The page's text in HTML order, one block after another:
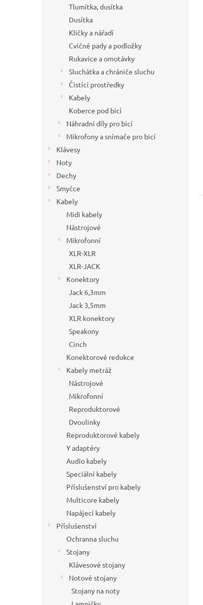
Tlumítka, dusítka
Dusítka
Kličky a nářadí
Cvičné pady a podložky
Rukavice a omotávky
Sluchátka a chrániče sluchu
Čistící prostředky
Kabely
Koberce pod bicí
Náhradní díly pro bicí
Mikrofony a snímače pro bicí
Klávesy
Noty
Dechy
Smyčce
Kabely
Midi kabely
Nástrojové
Mikrofonní
XLR-XLR
XLR-JACK
Konektory
Jack 6,3mm
Jack 3,5mm
XLR konektory
Speakony
Cinch
Konektorové redukce
Kabely metráž
Nástrojové
Mikrofonní
Reproduktorové
Dvoulinky
Reproduktorové kabely
Y adaptéry
Audio kabely
Speciální kabely
Příslušenství pro kabely
Multicore kabely
Napájecí kabely
Příslušenství
Ochranna sluchu
Stojany
Klávesové stojany
Notové stojany
Stojany na noty